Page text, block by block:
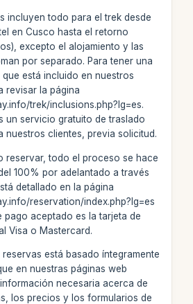
incluyen todo para el trek desde
en Cusco hasta el retorno
excepto el alojamiento y las
por separado. Para tener una
que está incluido en nuestros
revisar la página
trek/inclusions.php?lg=es.
un servicio gratuito de traslado
nuestros clientes, previa solicitud.
reservar, todo el proceso se hace
100% por adelantado a través
detallado en la página
reservation/index.php?lg=es
pago aceptado es la tarjeta de
Visa o Mastercard.
reservas está basado íntegramente
en nuestras páginas web
necesaria acerca de
los precios y los formularios de